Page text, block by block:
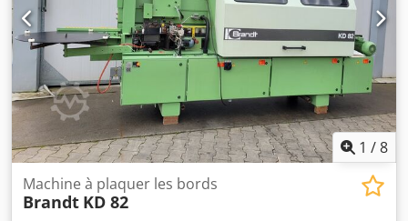
1 /8
Machine à plaquer les bords
Brandt KD 82